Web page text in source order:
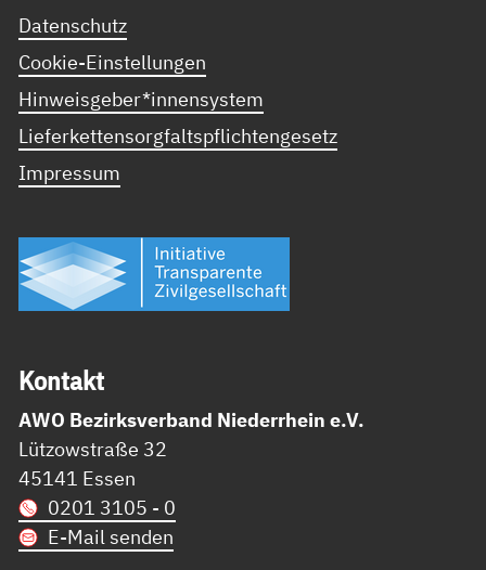
Datenschutz
Cookie-Einstellungen
Hinweisgeber*innensystem
Lieferkettensorgfaltspflichtengesetz
Impressum
Kon­takt
AWO Bezirksverband Niederrhein e.V.
Lützowstraße 32
45141 Essen
0201 3105 - 0
E-Mail senden